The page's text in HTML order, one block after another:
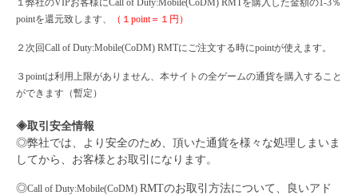
１弊社のVIPお客様にCall of Duty:Mobile(CoDM) RMTを購入した金額の1-3％
pointを還元致します、
（１ point＝１円）
２次回Call of Duty:Mobile(CoDM) RMTにご注文する時にpointが使えます。
３ pointは利用上限がありません、本サイトの全ゲームの通貨を購入すること
ができます（暫定）
◈取引安全情報
◎弊社では、より安全のため、頂いた通貨を様々な処理しまいま
してから、お客様とお取引になります。
◎Call of Duty:Mobile(CoDM) RMTのお取引方法について、良いアド